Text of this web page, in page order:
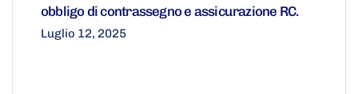
obbligo di contrassegno e assicurazione RC.
Luglio 12, 2025